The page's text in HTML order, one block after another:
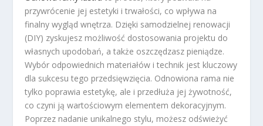
przywrócenie jej estetyki i trwałości, co wpływa na
finalny wygląd wnętrza. Dzięki samodzielnej renowacji
(DIY) zyskujesz możliwość dostosowania projektu do
własnych upodobań, a także oszczędzasz pieniądze.
Wybór odpowiednich materiałów i technik jest kluczowy
dla sukcesu tego przedsięwzięcia. Odnowiona rama nie
tylko poprawia estetykę, ale i przedłuża jej żywotność,
co czyni ją wartościowym elementem dekoracyjnym.
Poprzez nadanie unikalnego stylu, możesz odświeżyć